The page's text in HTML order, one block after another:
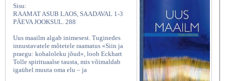
Sisu:
RAAMAT ASUB LAOS, SAADAVAL 1-3
PÄEVA JOOKSUL. 288
Uus maailm algab inimesest. Tuginedes
innustavatele mõtetele raamatus «Siin ja
praegu: kohaloleku jõud», loob Eckhart
Tolle spirituaalse tausta, mis võimaldab
igaühel muuta oma elu – ja